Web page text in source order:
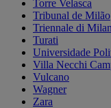
Torre Velasca
Tribunal de Milão
Triennale di
Turati
Universidade
Villa Necchi
Vulcano
Wagner
Zara